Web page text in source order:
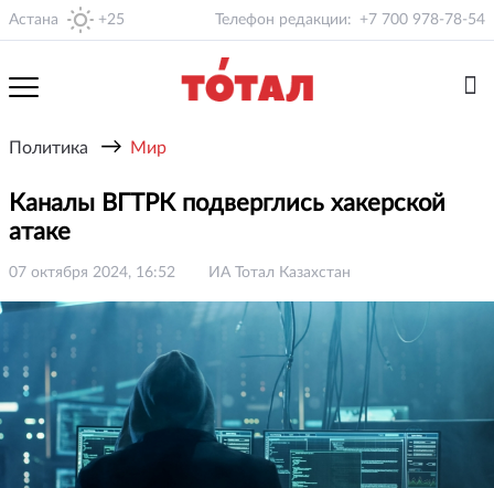
Астана +25 Телефон редакции: +7 700 978-78-54
Политика → Мир
Каналы ВГТРК подверглись хакерской
атаке
07 октября 2024, 16:52 ИА Тотал Казахстан